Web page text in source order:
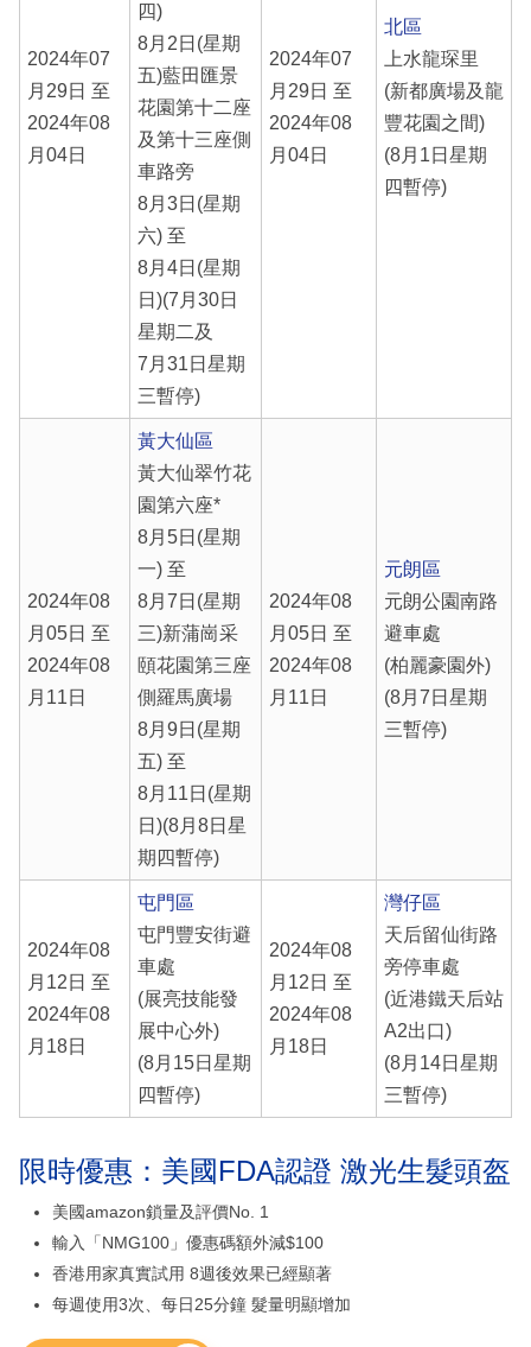
2024年07
月29日 至
2024年08
月04日
四)
8月2日(星期
五)藍田匯景
花園第十二座
及第十三座側
車路旁
8月3日(星期
六) 至
8月4日(星期
日)(7月30日
星期二及
7月31日星期
三暫停)
2024年07
月29日 至
2024年08
月04日
北區
上水龍琛里
(新都廣場及龍
豐花園之間)
(8月1日星期
四暫停)
2024年08
月05日 至
2024年08
月11日
黃大仙區
黃大仙翠竹花
園第六座*
8月5日(星期
一) 至
8月7日(星期
三)新蒲崗采
頤花園第三座
側羅馬廣場
8月9日(星期
五) 至
8月11日(星期
日)(8月8日星
期四暫停)
2024年08
月05日 至
2024年08
月11日
元朗區
元朗公園南路
避車處
(柏麗豪園外)
(8月7日星期
三暫停)
2024年08
月12日 至
2024年08
月18日
屯門區
屯門豐安街避
車處
(展亮技能發
展中心外)
(8月15日星期
四暫停)
2024年08
月12日 至
2024年08
月18日
灣仔區
天后留仙街路
旁停車處
(近港鐵天后站
A2出口)
(8月14日星期
三暫停)
限時優惠：美國FDA認證 激光生髮頭盔
美國amazon鎖量及評價No. 1
輸入「NMG100」優惠碼額外減$100
香港用家真實試用 8週後效果已經顯著
每週使用3次、每日25分鐘 髮量明顯增加